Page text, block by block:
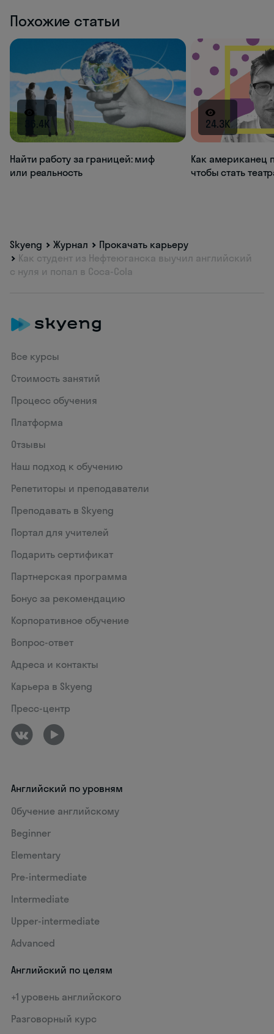
Похожие статьи
36.4K
Найти работу за границей: миф
или реальность
24.3K
Как американец
чтобы стать
Skyeng Журнал
Прокачать карьеру
Как студент из Нефтеюганска выучил английский
с нуля и попал в Coca-Cola
Все курсы
Стоимость занятий
Процесс обучения
Платформа
Отзывы
Наш подход к обучению
Репетиторы и преподаватели
Преподавать в Skyeng
Портал для учителей
Подарить сертификат
Партнерская программа
Бонус за рекомендацию
Корпоративное обучение
Вопрос-ответ
Адреса и контакты
Карьера в Skyeng
Пресс-центр
Английский по уровням
Обучение английскому
Beginner
Elementary
Pre-intermediate
Intermediate
Upper-intermediate
Advanced
Английский по целям
+1 уровень английского
Разговорный курс